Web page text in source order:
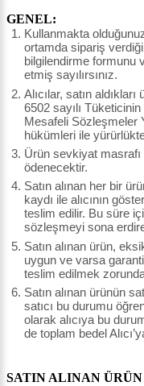
GENEL:
Kullanmakta
ortamda sipariş
bilgilendirme formunu
etmiş sayılırsınız.
Alıcılar, satın
6502 sayılı
Mesafeli Sözleşmeler
hükümleri ile
Ürün sevkiyat masrafı
ödenecektir.
Satın alınan her bir
kaydı ile alıcının
teslim edilir. Bu süre
sözleşmeyi sona
Satın alınan ürün,
uygun ve varsa
teslim edilmek
Satın alınan ürünün
satıcı bu durumu
olarak alıcıya bu
de toplam bedel
SATIN ALINAN